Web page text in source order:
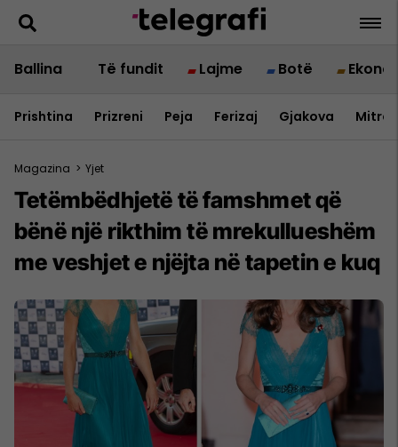
Ballina Të fundit Lajme Botë
Prishtina Prizreni Peja Ferizaj Gjakova
Magazina > Yjet
Tetëmbëdhjetë të famshmet që
bënë një rikthim të mrekullueshëm
me veshjet e njëjta në tapetin e kuq